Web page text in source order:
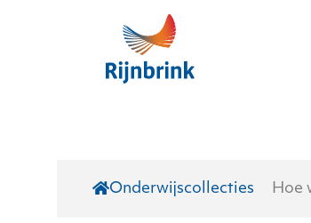
Skip to main content
Onderwijscollecties Hoe